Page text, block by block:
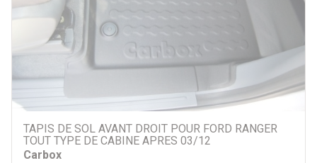
TAPIS DE SOL AVANT DROIT POUR FORD RANGER
TOUT TYPE DE CABINE APRES 03/12
Carbox